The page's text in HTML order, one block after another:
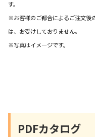
す。
※お客様のご都合によるご注文後
は、お受けしておりません。
※写真はイメージです。
PDFカタログ